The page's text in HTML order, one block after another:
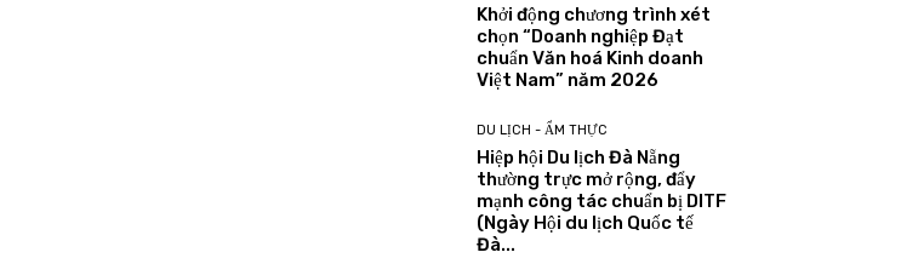
Khởi động chương trình xét
chọn “Doanh nghiệp Đạt
chuẩn Văn hoá Kinh doanh
Việt Nam” năm 2026
DU LỊCH - ẨM THỰC
Hiệp hội Du lịch Đà Nẵng
thường trực mở rộng, đẩy
mạnh công tác chuẩn bị DITF
(Ngày Hội du lịch Quốc tế
Đà...